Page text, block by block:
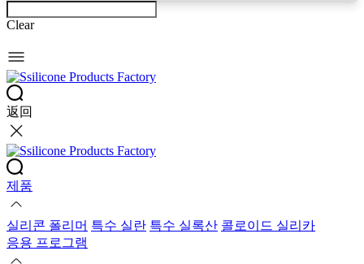
Clear
返回
제품
실리콘 폴리머 특수 실란 특수 실록산 콜로이드 실리카
응용 프로그램